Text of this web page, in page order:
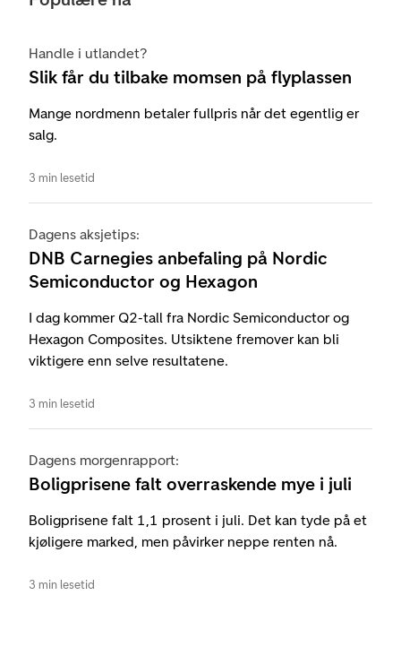
Handle i utlandet?
Slik får du tilbake momsen på flyplassen
Mange nordmenn betaler fullpris når det egentlig er
salg.
3 min lesetid
Dagens aksjetips:
DNB Carnegies anbefaling på Nordic
Semiconductor og Hexagon
I dag kommer Q2-tall fra Nordic Semiconductor og
Hexagon Composites. Utsiktene fremover kan bli
viktigere enn selve resultatene.
3 min lesetid
Dagens morgenrapport:
Boligprisene falt overraskende mye i juli
Boligprisene falt 1,1 prosent i juli. Det kan tyde på et
kjøligere marked, men påvirker neppe renten nå.
3 min lesetid